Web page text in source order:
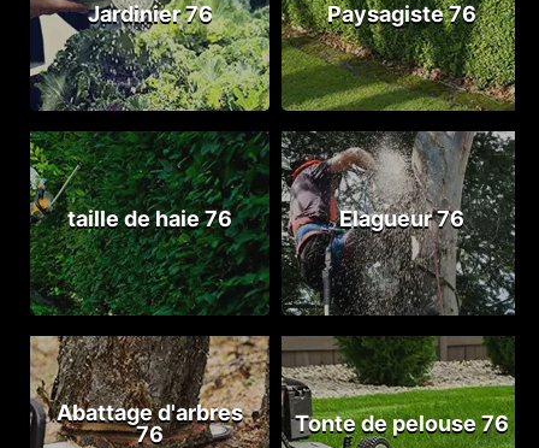
Jardinier 76 Paysagiste 76
taille de haie 76 Elagueur 76
Abattage d'arbres
76
Tonte de pelouse 76